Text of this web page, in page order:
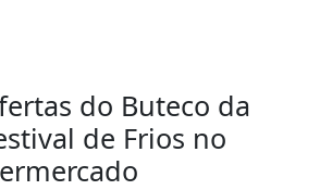
do Buteco da
de Frios no